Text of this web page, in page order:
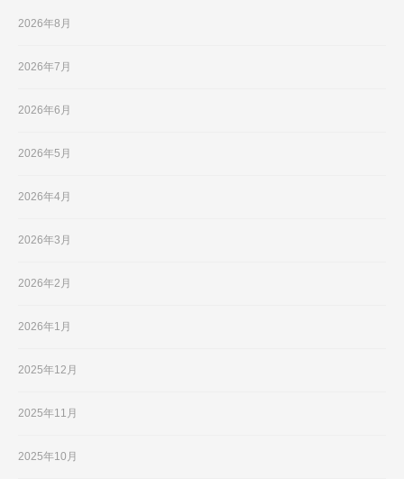
2026年8月
2026年7月
2026年6月
2026年5月
2026年4月
2026年3月
2026年2月
2026年1月
2025年12月
2025年11月
2025年10月